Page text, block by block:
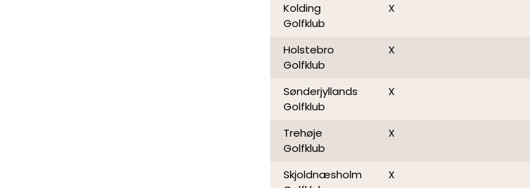
Kolding
Golfklub
X
Holstebro
Golfklub
X
Sønderjyllands
Golfklub
X
Trehøje
Golfklub
X
Skjoldnæsholm
X